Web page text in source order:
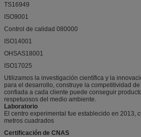
TS16949
ISO9001
Control de calidad 080000
ISO14001
OHSAS18001
ISO17025
Utilizamos la investigación científica y la
para el desarrollo, construye la competitividad
confiada a cada cliente puede conseguir
respetuosos del medio ambiente.
Laboratorio
El centro experimental fue establecido en 2013,
metros cuadrados
Certificación de CNAS